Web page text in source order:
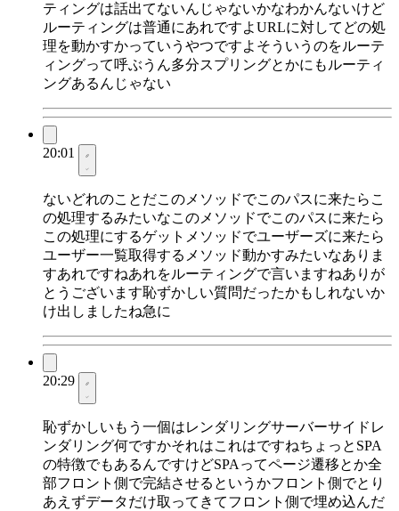
ティングは話出てないんじゃないかなわかんないけど
ルーティングは普通にあれですよURLに対してどの処
理を動かすかっていうやつですよそういうのをルーテ
ィングって呼ぶうん多分スプリングとかにもルーティ
ングあるんじゃない
20:01
ないどれのことだこのメソッドでこのパスに来たらこ
の処理するみたいなこのメソッドでこのパスに来たら
この処理にするゲットメソッドでユーザーズに来たら
ユーザー一覧取得するメソッド動かすみたいなありま
すあれですねあれをルーティングで言いますねありが
とうございます恥ずかしい質問だったかもしれないか
け出しましたね急に
20:29
恥ずかしいもう一個はレンダリングサーバーサイドレ
ンダリング何ですかそれはこれはですねちょっとSPA
の特徴でもあるんですけどSPAってページ遷移とか全
部フロント側で完結させるというかフロント側でとり
あえずデータだけ取ってきてフロント側で埋め込んだ